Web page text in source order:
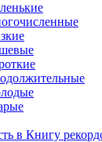
в Книгу